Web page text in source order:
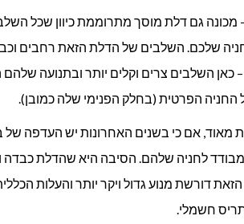
מכונה גם דלת מוסך מתרוממת כיוון שכל
שלכם. השלבים של הדלת הזאת רחבים
– כאן השלבים צרים וקלים יותר ובתנועה
הפרטית (בחלק הפנימי שלה כמובן).
מאוד, אם כי בשנים האחרונות יש העדפה של
לחניה שלהם. הסיבה היא שהדלת כבדה
חשמלי.